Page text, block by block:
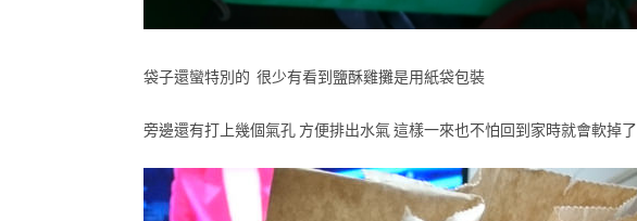
袋子還蠻特別的 很少有看到鹽酥雞攤是用紙袋包裝
旁邊還有打上幾個氣孔 方便排出水氣 這樣一來也不怕回到家時就會軟掉了